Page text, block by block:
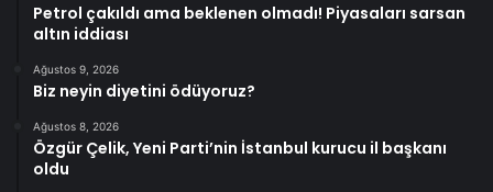
Petrol çakıldı ama beklenen olmadı! Piyasaları sarsan
altın iddiası
Ağustos 9, 2026
Biz neyin diyetini ödüyoruz?
Ağustos 8, 2026
Özgür Çelik, Yeni Parti’nin İstanbul kurucu il başkanı
oldu